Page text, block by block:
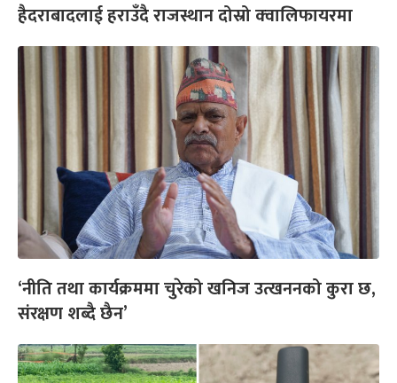
हैदराबादलाई हराउँदै राजस्थान दोस्रो क्‍वालिफायरमा
‘नीति तथा कार्यक्रममा चुरेको खनिज उत्खननको कुरा छ,
संरक्षण शब्दै छैन’